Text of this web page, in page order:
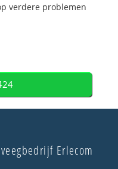
verdere problemen
Erlecom